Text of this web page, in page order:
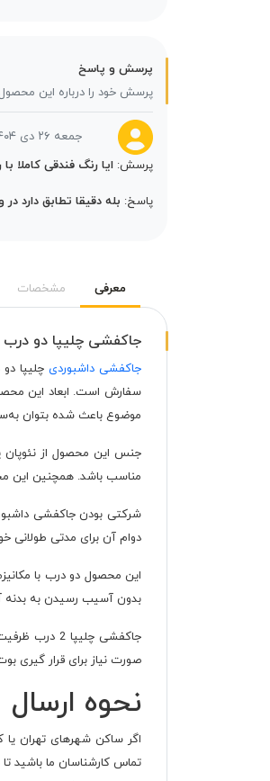
پرسش و پاسخ
پرسش خود را درباره این
جمعه ۲۶ دی ۱۴۰۴ ساعت ۲۳:۵۳:۴۸
پرسش: ایا رنگ فندقی
پاسخ: بله دقیقا تطابق دارد
معرفی مشخصات
جاکفشی چلیپا دو درب
جاکفشی داشبوردی
موضوع باعث شده بتوان
جنس این محصول از نئوپان
مناسب باشد. همچنین این
شرکتی بودن جاکفشی داشبوردی
دوام آن برای مدتی
این محصول دو درب با
بدون آسیب رسیدن به بدنه
صورت نیاز برای قرار گیری
نحوه ارسال
اگر ساکن شهرهای تهران یا